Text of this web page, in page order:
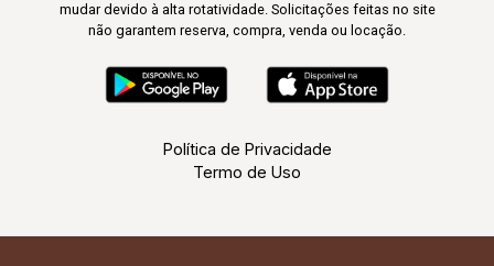
mudar devido à alta rotatividade. Solicitações feitas no site
não garantem reserva, compra, venda ou locação.
Política de Privacidade
Termo de Uso